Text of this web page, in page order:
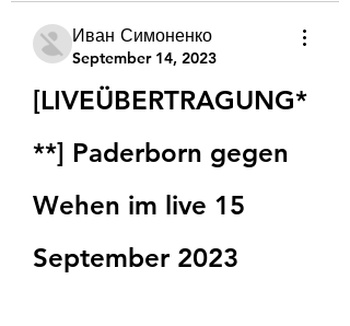
Иван Симоненко
September 14, 2023
[LIVEÜBERTRAGUNG*
**] Paderborn gegen
Wehen im live 15
September 2023